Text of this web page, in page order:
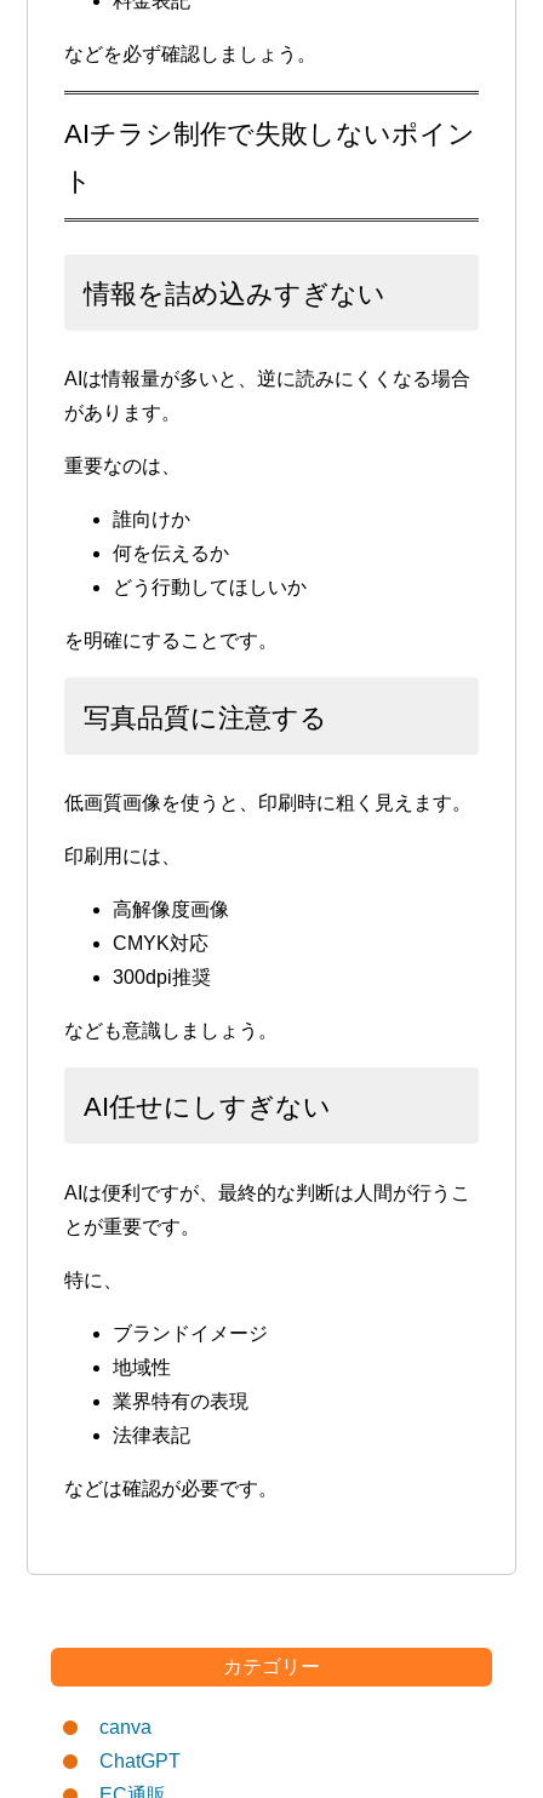
などを必ず確認しましょう。
AIチラシ制作で失敗しないポイン
ト
情報を詰め込みすぎない
AIは情報量が多いと、逆に読みにくくなる場合
があります。
重要なのは、
誰向けか
何を伝えるか
どう行動してほしいか
を明確にすることです。
写真品質に注意する
低画質画像を使うと、印刷時に粗く見えます。
印刷用には、
高解像度画像
CMYK対応
300dpi推奨
なども意識しましょう。
AI任せにしすぎない
AIは便利ですが、最終的な判断は人間が行うこ
とが重要です。
特に、
ブランドイメージ
地域性
業界特有の表現
法律表記
などは確認が必要です。
カテゴリー
canva
ChatGPT